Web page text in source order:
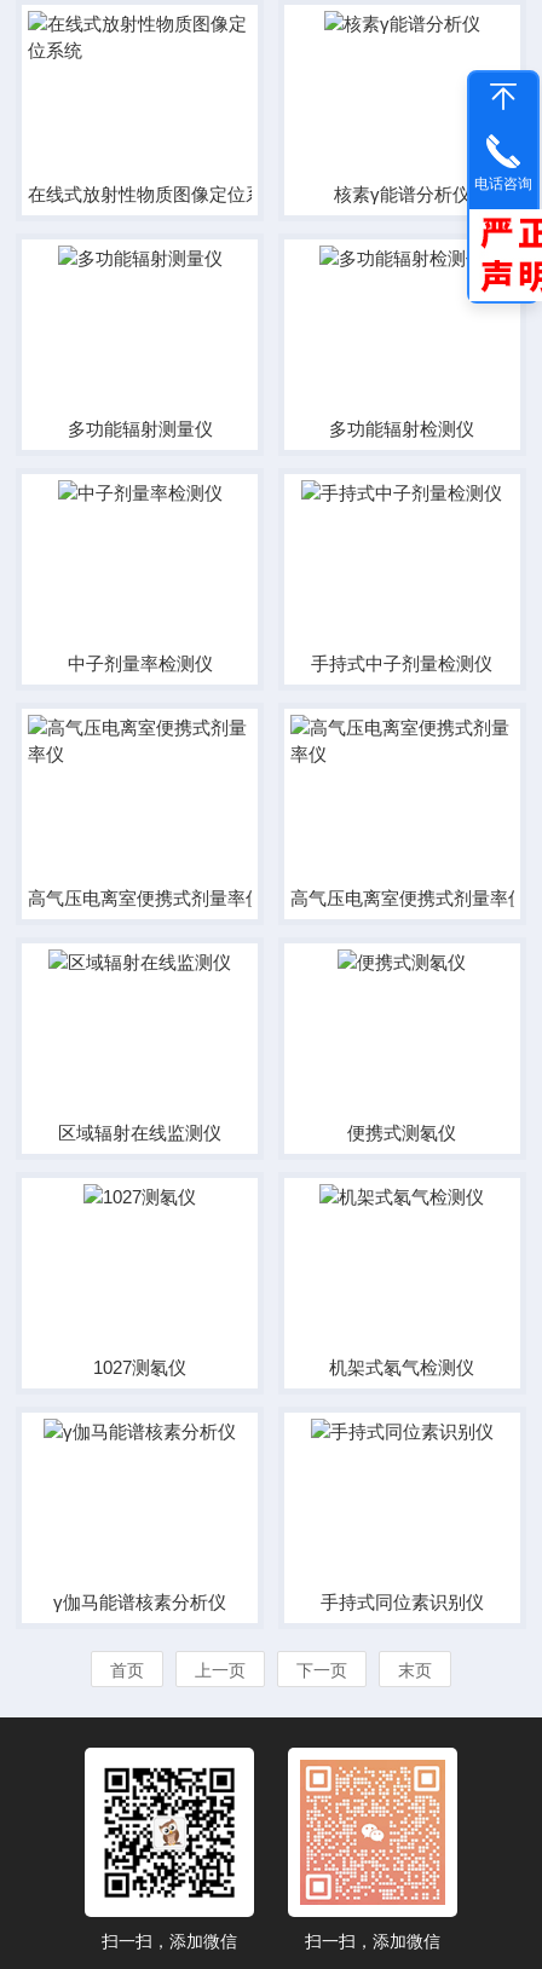
在线式放射性物质图像定位系统 核素γ能谱分析仪
多功能辐射测量仪 多功能辐射检测仪
中子剂量率检测仪 手持式中子剂量检测仪
高气压电离室便携式剂量率仪 高气压电离室便携式剂量率仪
区域辐射在线监测仪 便携式测氡仪
1027测氡仪 机架式氡气检测仪
γ伽马能谱核素分析仪 手持式同位素识别仪
首页 上一页 下一页 末页
扫一扫，添加微信 扫一扫，添加微信
电话咨询